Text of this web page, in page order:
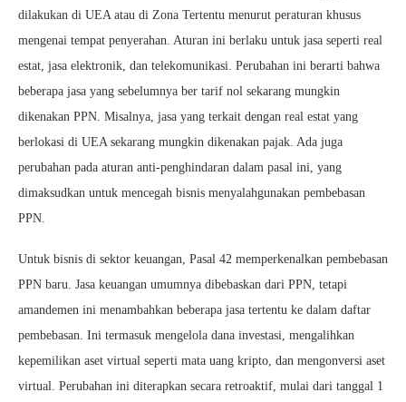
dilakukan di UEA atau di Zona Tertentu menurut peraturan khusus
mengenai tempat penyerahan. Aturan ini berlaku untuk jasa seperti real
estat, jasa elektronik, dan telekomunikasi. Perubahan ini berarti bahwa
beberapa jasa yang sebelumnya ber tarif nol sekarang mungkin
dikenakan PPN. Misalnya, jasa yang terkait dengan real estat yang
berlokasi di UEA sekarang mungkin dikenakan pajak. Ada juga
perubahan pada aturan anti-penghindaran dalam pasal ini, yang
dimaksudkan untuk mencegah bisnis menyalahgunakan pembebasan
PPN.
Untuk bisnis di sektor keuangan, Pasal 42 memperkenalkan pembebasan
PPN baru. Jasa keuangan umumnya dibebaskan dari PPN, tetapi
amandemen ini menambahkan beberapa jasa tertentu ke dalam daftar
pembebasan. Ini termasuk mengelola dana investasi, mengalihkan
kepemilikan aset virtual seperti mata uang kripto, dan mengonversi aset
virtual. Perubahan ini diterapkan secara retroaktif, mulai dari tanggal 1